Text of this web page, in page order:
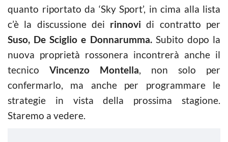
quanto riportato da ‘Sky Sport’, in cima alla lista
c’è la discussione dei rinnovi di contratto per
Suso, De Sciglio e Donnarumma. Subito dopo la
nuova proprietà rossonera incontrerà anche il
tecnico Vincenzo Montella, non solo per
confermarlo, ma anche per programmare le
strategie in vista della prossima stagione.
Staremo a vedere.